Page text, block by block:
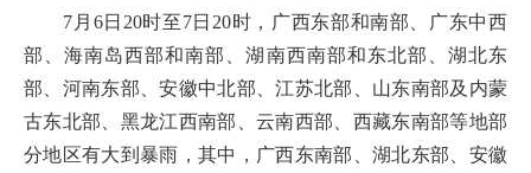
7月6日20时至7日20时，广西东部和南部、广东中西
部、海南岛西部和南部、湖南西南部和东北部、湖北东
部、河南东部、安徽中北部、江苏北部、山东南部及内蒙
古东北部、黑龙江西南部、云南西部、西藏东南部等地部
分地区有大到暴雨，其中，广西东南部、湖北东部、安徽